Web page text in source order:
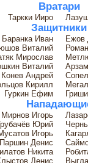
Вратари
Таркки Ииро
Защитники
Баранка Иван
Ежов
Виталий
Мирослав
Виталий
Конев Андрей
Кирилл
Гуркин Ефим
Мирнов Игорь
Юрий
Игорь
Паршин Денис
Никита
Денис